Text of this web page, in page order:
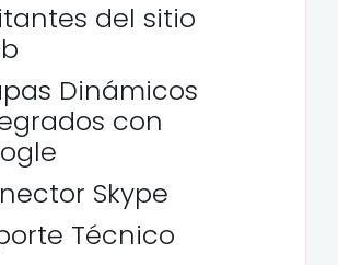
del sitio
Dinámicos
con
Skype
Técnico